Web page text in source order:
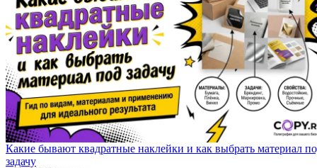
Какие бывают квадратные наклейки и как выбрать материал
задачу